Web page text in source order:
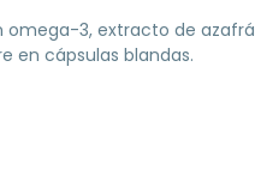
3, extracto de
en cápsulas blandas.